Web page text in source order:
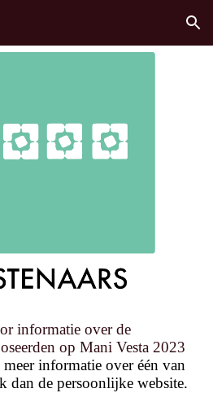
Skip to navigation
informatie over de
erden op Mani Vesta 2023
informatie over één van
dan de persoonlijke website.